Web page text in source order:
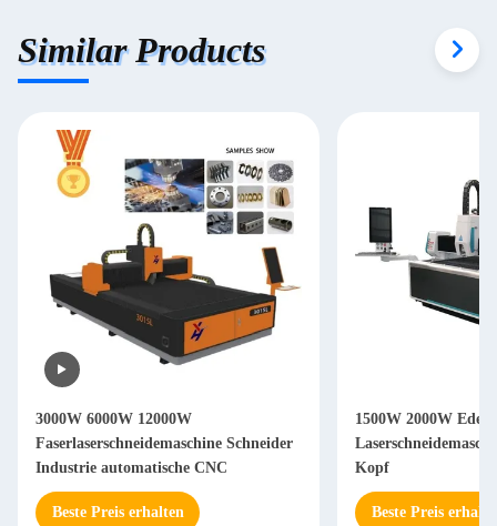
Similar Products
3000W 6000W 12000W
Faserlaserschneidemaschine Schneider
Industrie automatische CNC
Beste Preis erhalten
1500W 2000W
Kopf
Beste Preis